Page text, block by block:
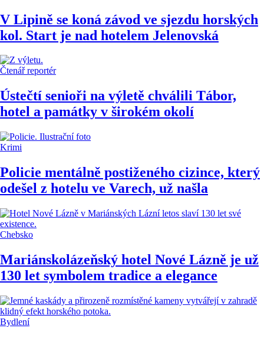
V Lipině se koná závod ve sjezdu horských
kol. Start je nad hotelem Jelenovská
Čtenář reportér
Ústečtí senioři na výletě chválili Tábor,
hotel a památky v širokém okolí
Krimi
Policie mentálně postiženého cizince, který
odešel z hotelu ve Varech, už našla
Chebsko
Mariánskolázeňský hotel Nové Lázně je už
130 let symbolem tradice a elegance
Bydlení